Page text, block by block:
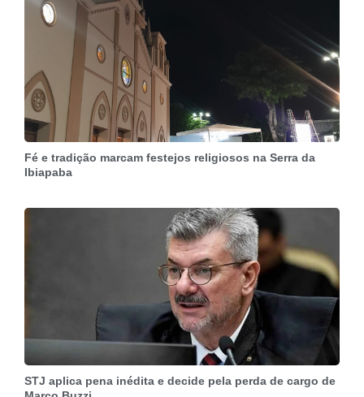
Fé e tradição marcam festejos religiosos na Serra da
Ibiapaba
STJ aplica pena inédita e decide pela perda de cargo de